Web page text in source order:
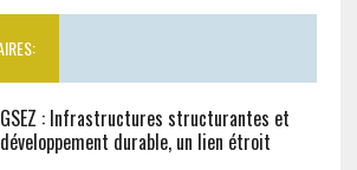
GSEZ : Infrastructures structurantes et
développement durable, un lien étroit